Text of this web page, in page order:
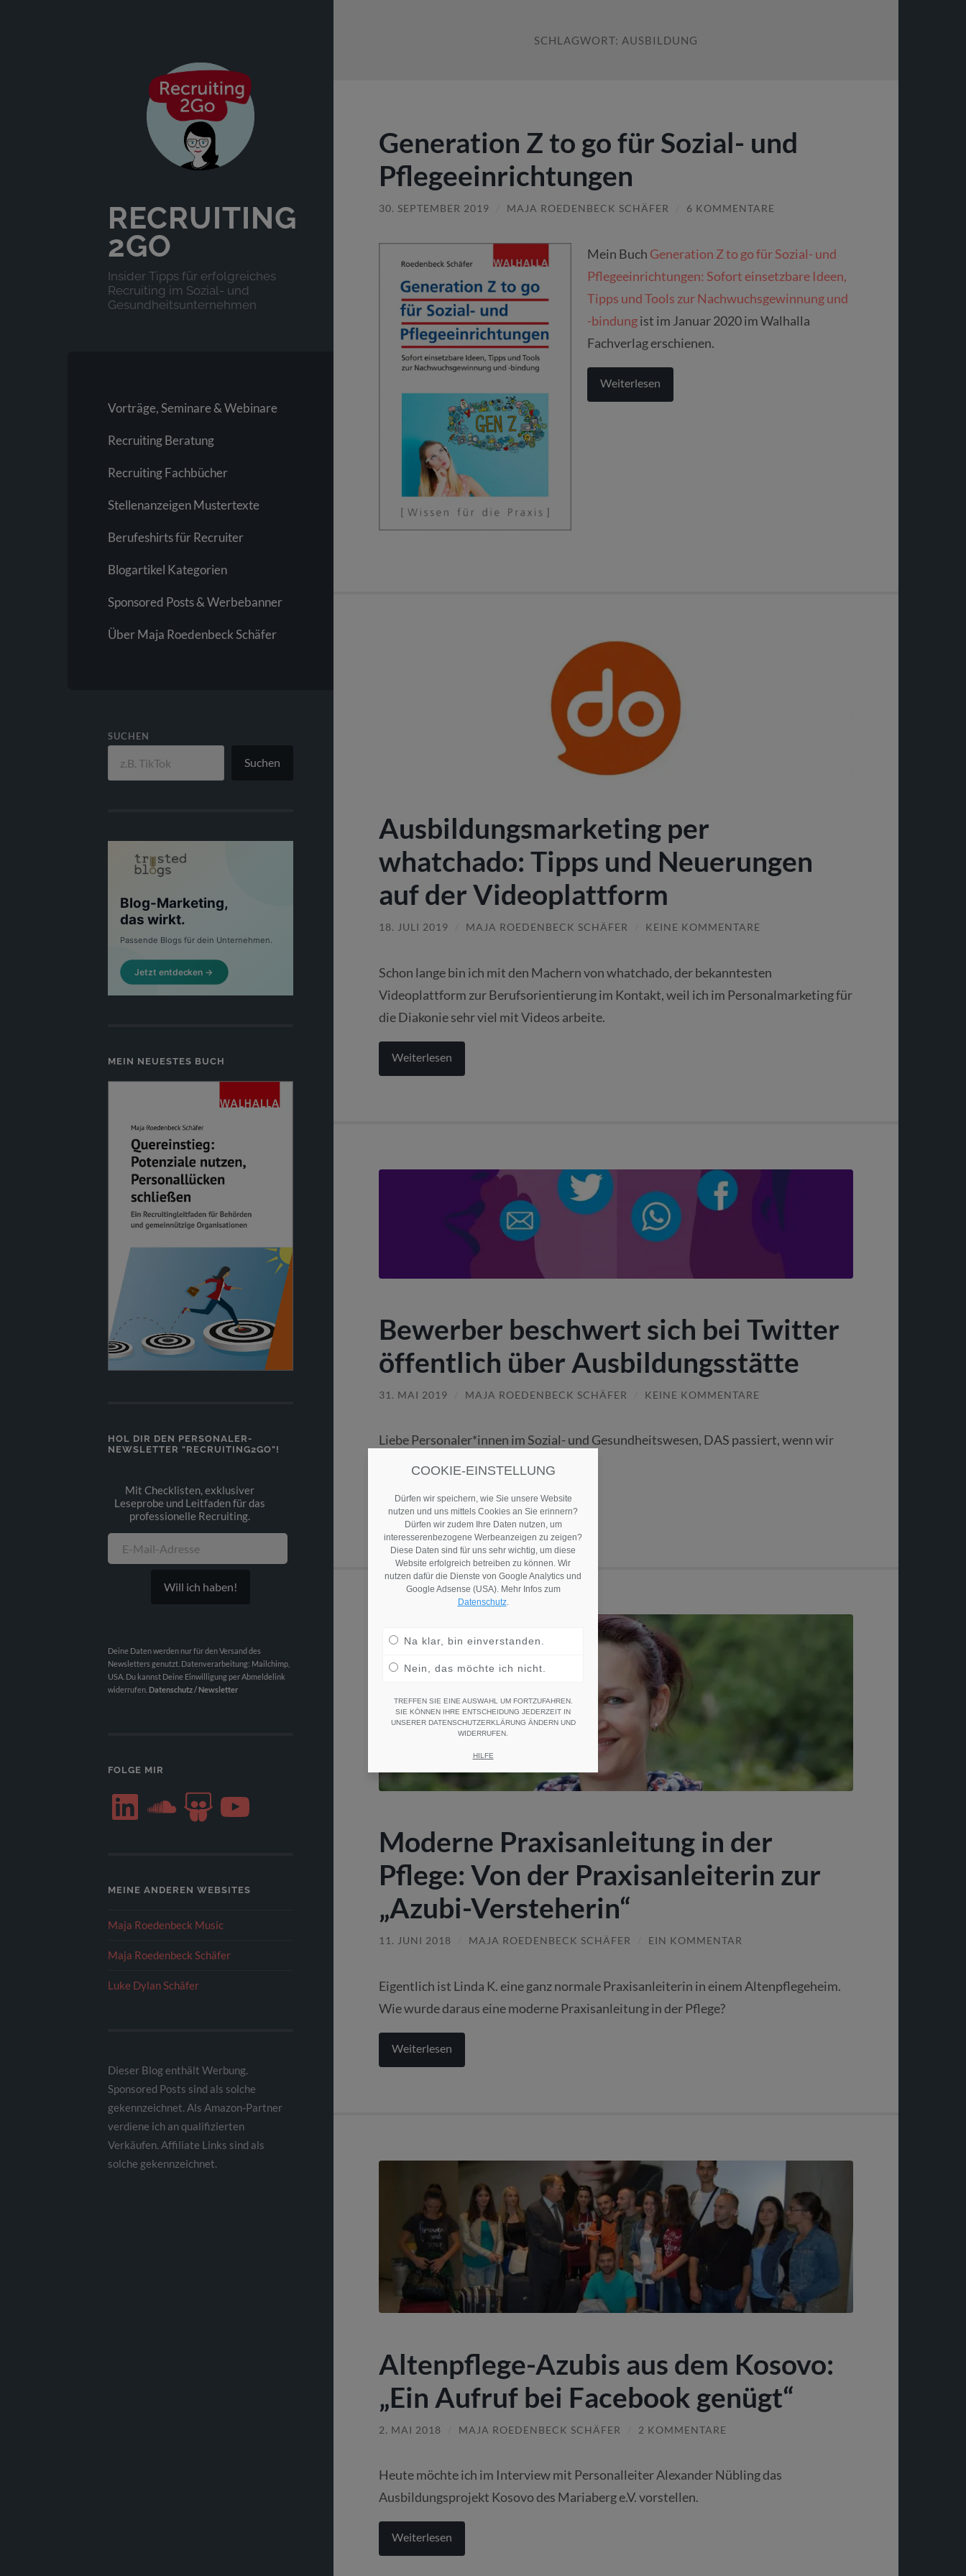
RECRUITING
2GO
Insider Tipps für erfolgreiches
Recruiting im Sozial- und
Gesundheitsunternehmen
Vorträge, Seminare & Webinare
Recruiting Beratung
Recruiting Fachbücher
Stellenanzeigen Mustertexte
Berufeshirts für Recruiter
Blogartikel Kategorien
Sponsored Posts & Werbebanner
Über Maja Roedenbeck Schäfer
SUCHEN
Suchen
MEIN NEUESTES BUCH
HOL DIR DEN PERSONALER-
NEWSLETTER "RECRUITING2GO"!
Mit Checklisten, exklusiver
Leseprobe und Leitfaden für das
professionelle Recruiting.
Deine Daten werden nur für den Versand des
Newsletters genutzt. Datenverarbeitung: Mailchimp,
USA. Du kannst Deine Einwilligung per Abmeldelink
widerrufen. Datenschutz / Newsletter
FOLGE MIR
LinkedIn SoundCloudSlideShare
MEINE ANDEREN WEBSITES
Maja Roedenbeck Music
Maja Roedenbeck Schäfer
Luke Dylan Schäfer
Dieser Blog enthält Werbung.
Sponsored Posts sind als solche
gekennzeichnet. Als Amazon-Partner
verdiene ich an qualifizierten
Verkäufen. Affiliate Links sind als
solche gekennzeichnet.
SCHLAGWORT: AUSBILDUNG
Generation Z to go für Sozial- und
Pflegeeinrichtungen
30. SEPTEMBER 2019 MAJA ROEDENBECK SCHÄFER 6 KOMMENTARE
Mein Buch Generation Z to go für Sozial- und
Pflegeeinrichtungen: Sofort einsetzbare Ideen,
Tipps und Tools zur Nachwuchsgewinnung und
-bindungist im Januar 2020 im Walhalla
Fachverlag erschienen.
Weiterlesen
Ausbildungsmarketing per
whatchado: Tipps und Neuerungen
auf der Videoplattform
18. JULI 2019 MAJA ROEDENBECK SCHÄFER KEINE KOMMENTARE
Schon lange bin ich mit den Machern von whatchado, der bekanntesten
Videoplattform zur Berufsorientierung im Kontakt, weil ich im Personalmarketing für
die Diakonie sehr viel mit Videos arbeite.
Weiterlesen
Bewerber beschwert sich bei Twitter
öffentlich über Ausbildungsstätte
31. MAI 2019 MAJA ROEDENBECK SCHÄFER KEINE KOMMENTARE
Liebe Personaler*innen im Sozial- und Gesundheitswesen, DAS passiert, wenn wir
Weiterlesen
Moderne Praxisanleitung in der
Pflege: Von der Praxisanleiterin zur
„Azubi-Versteherin“
11. JUNI 2018 MAJA ROEDENBECK SCHÄFER EIN KOMMENTAR
Eigentlich ist Linda K. eine ganz normale Praxisanleiterin in einem Altenpflegeheim.
Wie wurde daraus eine moderne Praxisanleitung in der Pflege?
Weiterlesen
Altenpflege-Azubis aus dem Kosovo:
„Ein Aufruf bei Facebook genügt“
2. MAI 2018 MAJA ROEDENBECK SCHÄFER 2 KOMMENTARE
Heute möchte ich im Interview mit Personalleiter Alexander Nübling das
Ausbildungsprojekt Kosovo des Mariaberg e.V. vorstellen.
Weiterlesen
COOKIE-EINSTELLUNG
Dürfen wir speichern, wie Sie unsere Website
nutzen und uns mittels Cookies an Sie erinnern?
Dürfen wir zudem Ihre Daten nutzen, um
interesserenbezogene Werbeanzeigen zu zeigen?
Diese Daten sind für uns sehr wichtig, um diese
Website erfolgreich betreiben zu können. Wir
nutzen dafür die Dienste von Google Analytics und
Google Adsense (USA). Mehr Infos zum
Datenschutz.
Na klar, bin einverstanden.
Nein, das möchte ich nicht.
TREFFEN SIE EINE AUSWAHL UM FORTZUFAHREN.
SIE KÖNNEN IHRE ENTSCHEIDUNG JEDERZEIT IN
UNSERER DATENSCHUTZERKLÄRUNG ÄNDERN UND
WIDERRUFEN.
HILFE